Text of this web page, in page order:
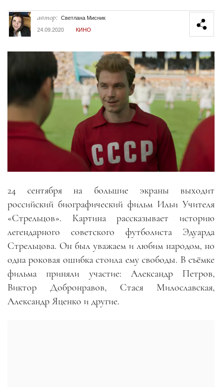
автор: Светлана Мисник
24.09.2020
КИНО
24 сентября на большие экраны выходит
российский биографический фильм Ильи Учителя
«Стрельцов». Картина рассказывает историю
легендарного советского футболиста Эдуарда
Стрельцова. Он был уважаем и любим народом, но
одна роковая ошибка стоила ему свободы. В съёмке
фильма приняли участие: Александр Петров,
Виктор Добронравов, Стася Милославская,
Александр Яценко и другие.